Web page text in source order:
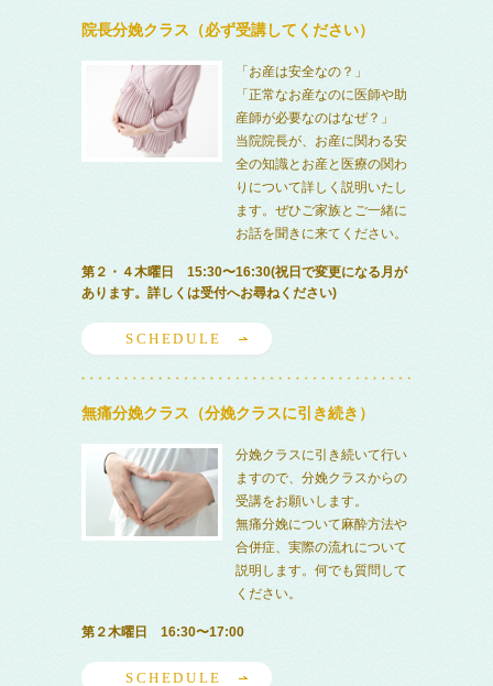
院長分娩クラス（必ず受講してください）
「お産は安全なの？」
「正常なお産なのに医師や助
産師が必要なのはなぜ？」
当院院長が、お産に関わる安
全の知識とお産と医療の関わ
りについて詳しく説明いたし
ます。ぜひご家族とご一緒に
お話を聞きに来てください。
第２・４木曜日 15:30〜16:30(祝日で変更になる月が
あります。詳しくは受付へお尋ねください)
SCHEDULE
無痛分娩クラス（分娩クラスに引き続き）
分娩クラスに引き続いて行い
ますので、分娩クラスからの
受講をお願いします。
無痛分娩について麻酔方法や
合併症、実際の流れについて
説明します。何でも質問して
ください。
第２木曜日 16:30〜17:00
SCHEDULE